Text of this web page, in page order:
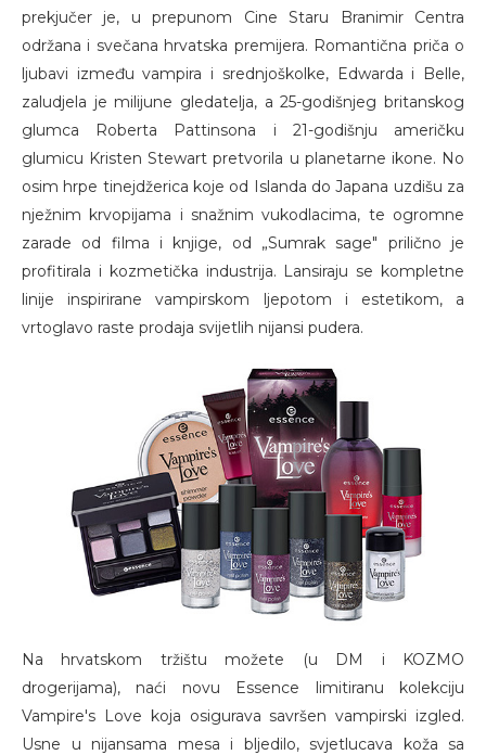
prekjučer je, u prepunom Cine Staru Branimir Centra
održana i svečana hrvatska premijera. Romantična priča o
ljubavi između vampira i srednjoškolke, Edwarda i Belle,
zaludjela je milijune gledatelja, a 25-godišnjeg britanskog
glumca Roberta Pattinsona i 21-godišnju američku
glumicu Kristen Stewart pretvorila u planetarne ikone. No
osim hrpe tinejdžerica koje od Islanda do Japana uzdišu za
nježnim krvopijama i snažnim vukodlacima, te ogromne
zarade od filma i knjige, od „Sumrak sage" prilično je
profitirala i kozmetička industrija. Lansiraju se kompletne
linije inspirirane vampirskom ljepotom i estetikom, a
vrtoglavo raste prodaja svijetlih nijansi pudera.
Na hrvatskom tržištu možete (u DM i KOZMO
drogerijama), naći novu Essence limitiranu kolekciju
Vampire's Love koja osigurava savršen vampirski izgled.
Usne u nijansama mesa i bljedilo, svjetlucava koža sa